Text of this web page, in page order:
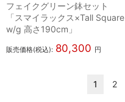
フェイクグリーン鉢セット
「スマイラックス×Tall Square
w/g 高さ190cm」
販売価格(税込): 80,300 円
1 2